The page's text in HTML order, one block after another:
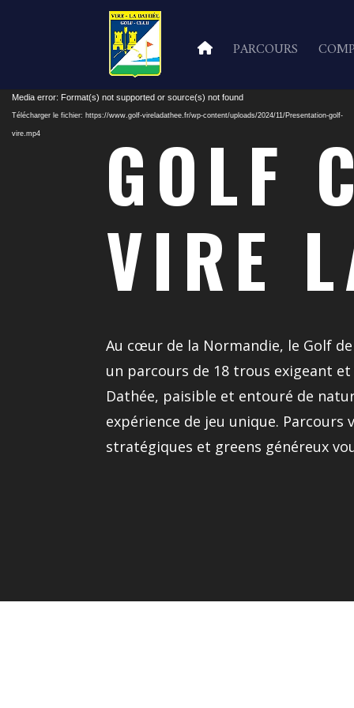
PARCOURS
Lecteur
vidéo
Media error: Format(s) not supported or source(s) not found
Télécharger le fichier: https://www.golf-vireladathee.fr/wp-content/uploads/2024/11/Presentation-golf-
vire.mp4
GOLF
VIRE
Au cœur de la Normandie, le Golf
un parcours de 18 trous exigeant
Dathée, paisible et entouré de
expérience de jeu unique. Parcours
stratégiques et greens généreux